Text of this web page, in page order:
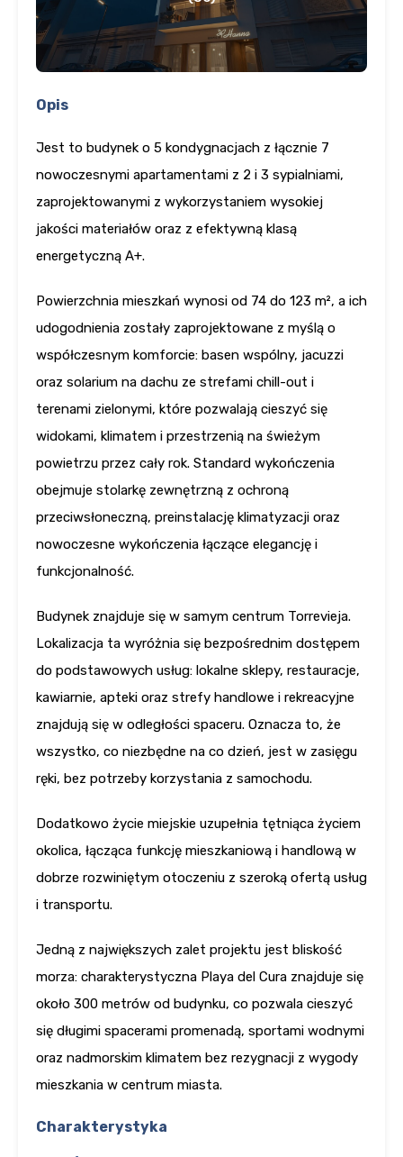
Opis
Jest to budynek o 5 kondygnacjach z łącznie 7
nowoczesnymi apartamentami z 2 i 3 sypialniami,
zaprojektowanymi z wykorzystaniem wysokiej
jakości materiałów oraz z efektywną klasą
energetyczną A+.
Powierzchnia mieszkań wynosi od 74 do 123 m², a ich
udogodnienia zostały zaprojektowane z myślą o
współczesnym komforcie: basen wspólny, jacuzzi
oraz solarium na dachu ze strefami chill-out i
terenami zielonymi, które pozwalają cieszyć się
widokami, klimatem i przestrzenią na świeżym
powietrzu przez cały rok. Standard wykończenia
obejmuje stolarkę zewnętrzną z ochroną
przeciwsłoneczną, preinstalację klimatyzacji oraz
nowoczesne wykończenia łączące elegancję i
funkcjonalność.
Budynek znajduje się w samym centrum Torrevieja.
Lokalizacja ta wyróżnia się bezpośrednim dostępem
do podstawowych usług: lokalne sklepy, restauracje,
kawiarnie, apteki oraz strefy handlowe i rekreacyjne
znajdują się w odległości spaceru. Oznacza to, że
wszystko, co niezbędne na co dzień, jest w zasięgu
ręki, bez potrzeby korzystania z samochodu.
Dodatkowo życie miejskie uzupełnia tętniąca życiem
okolica, łącząca funkcję mieszkaniową i handlową w
dobrze rozwiniętym otoczeniu z szeroką ofertą usług
i transportu.
Jedną z największych zalet projektu jest bliskość
morza: charakterystyczna Playa del Cura znajduje się
około 300 metrów od budynku, co pozwala cieszyć
się długimi spacerami promenadą, sportami wodnymi
oraz nadmorskim klimatem bez rezygnacji z wygody
mieszkania w centrum miasta.
Charakterystyka